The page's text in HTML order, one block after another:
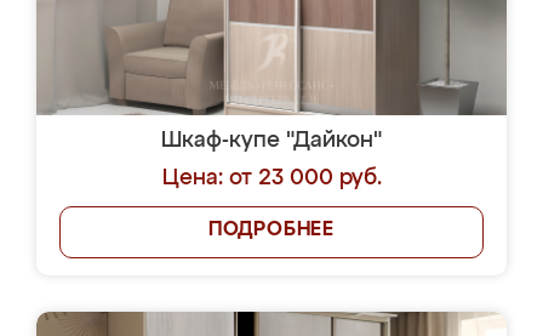
Шкаф-купе "Дайкон"
Цена: от 23 000 руб.
ПОДРОБНЕЕ